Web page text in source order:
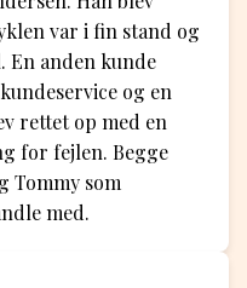
var i fin stand og
anden kunde
og en
rettet op med en
for fejlen. Begge
Tommy som
med.